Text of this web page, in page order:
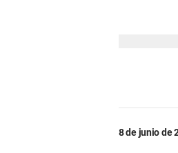
8 de junio de